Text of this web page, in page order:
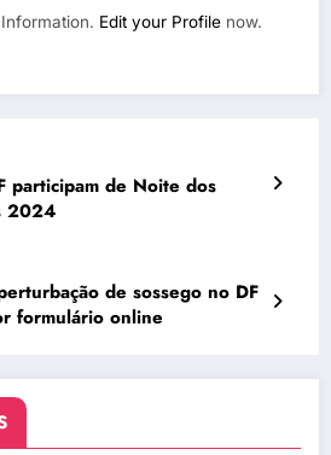
Edit your Profile now.
participam de Noite dos
2024
de sossego no DF
formulário online